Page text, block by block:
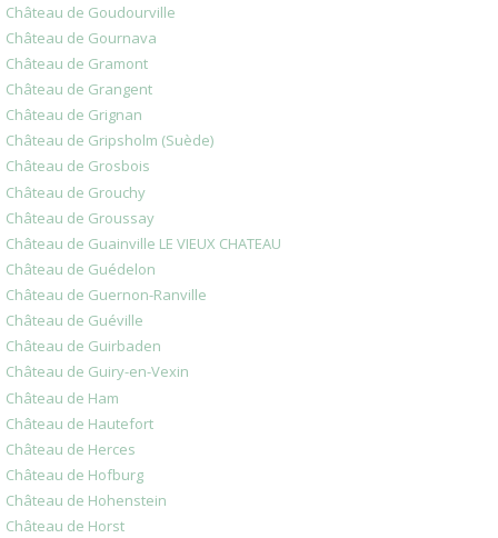
Château de Goudourville
Château de Gournava
Château de Gramont
Château de Grangent
Château de Grignan
Château de Gripsholm (Suède)
Château de Grosbois
Château de Grouchy
Château de Groussay
Château de Guainville LE VIEUX CHATEAU
Château de Guédelon
Château de Guernon-Ranville
Château de Guéville
Château de Guirbaden
Château de Guiry-en-Vexin
Château de Ham
Château de Hautefort
Château de Herces
Château de Hofburg
Château de Hohenstein
Château de Horst